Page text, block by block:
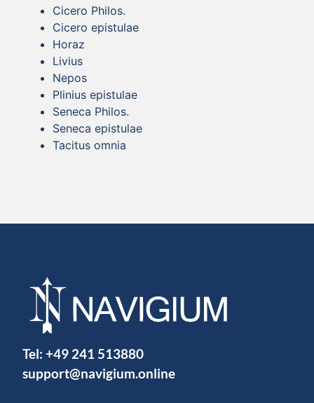
Cicero Philos.
Cicero epistulae
Horaz
Livius
Nepos
Plinius epistulae
Seneca Philos.
Seneca epistulae
Tacitus omnia
Tel: +49 241 513880
support@navigium.online